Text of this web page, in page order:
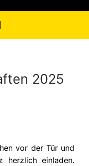
2025
vor der Tür und
herzlich einladen.